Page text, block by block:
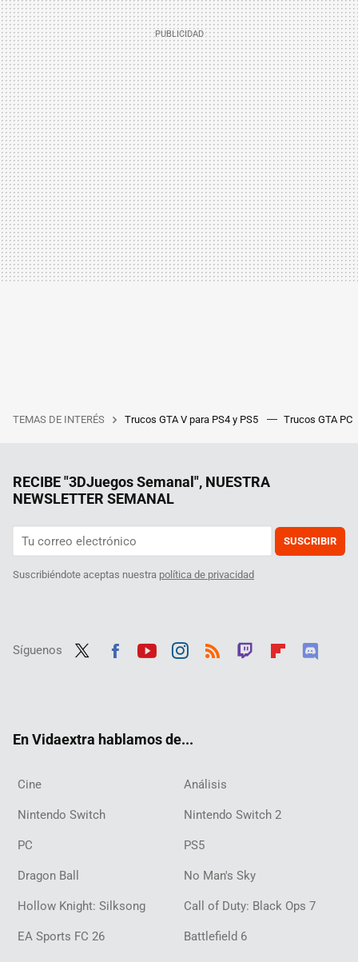
TEMAS DE INTERÉS Trucos GTA V para PS4 y PS5 Trucos GTA PC
RECIBE "3DJuegos Semanal", NUESTRA
NEWSLETTER SEMANAL
SUSCRIBIR
Suscribiéndote aceptas nuestra política de privacidad
Síguenos
En Vidaextra hablamos de...
Cine Análisis
Nintendo Switch Nintendo Switch 2
PC PS5
Dragon Ball No Man's Sky
Hollow Knight: Silksong Call of Duty: Black Ops 7
EA Sports FC 26 Battlefield 6